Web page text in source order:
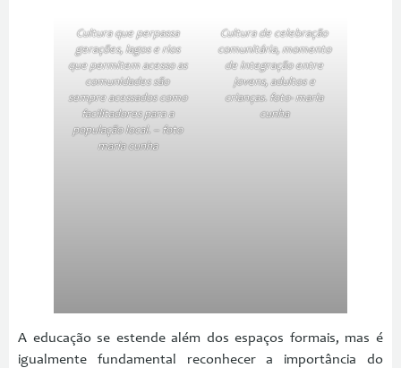
Cultura que perpassa
gerações, lagos e rios
que permitem acesso as
comunidades são
sempre acessados como
facilitadores para a
população local. – foto
maria cunha
Cultura de celebração
comunitária, momento
de integração entre
jovens, adultos e
crianças. foto- maria
cunha
A educação se estende além dos espaços formais, mas é
igualmente fundamental reconhecer a importância do